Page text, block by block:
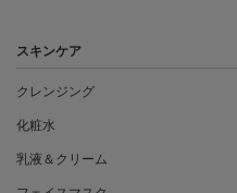
スキンケア
クレンジング
化粧水
乳液＆クリーム